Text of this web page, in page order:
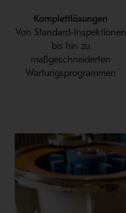
Komplettlösungen
Von Standard-Inspektionen
bis hin zu
maßgeschneiderten
Wartungsprogrammen